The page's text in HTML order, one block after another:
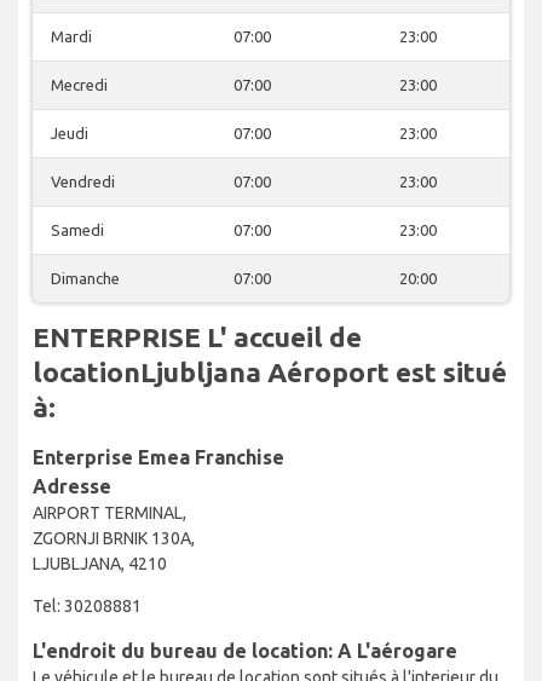
Mardi 07:00 23:00
Mecredi 07:00 23:00
Jeudi 07:00 23:00
Vendredi 07:00 23:00
Samedi 07:00 23:00
Dimanche 07:00 20:00
ENTERPRISE L' accueil de
locationLjubljana Aéroport est situé
à:
Enterprise Emea Franchise
Adresse
AIRPORT TERMINAL,
ZGORNJI BRNIK 130A,
LJUBLJANA, 4210
Tel: 30208881
L'endroit du bureau de location: A L'aérogare
Le véhicule et le bureau de location sont situés à l'interieur du